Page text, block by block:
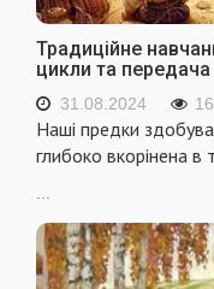
Традиційне
цикли та передача
31.08.2024
Наші предки
глибоко вкорінена в